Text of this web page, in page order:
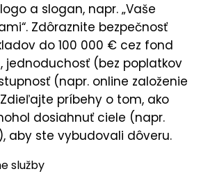
a slogan, napr. „Vaše
“. Zdôraznite bezpečnosť
do 100 000 € cez fond
jednoduchosť (bez poplatkov
(napr. online založenie
príbehy o tom, ako
dosiahnuť ciele (napr.
aby ste vybudovali dôveru.
služby